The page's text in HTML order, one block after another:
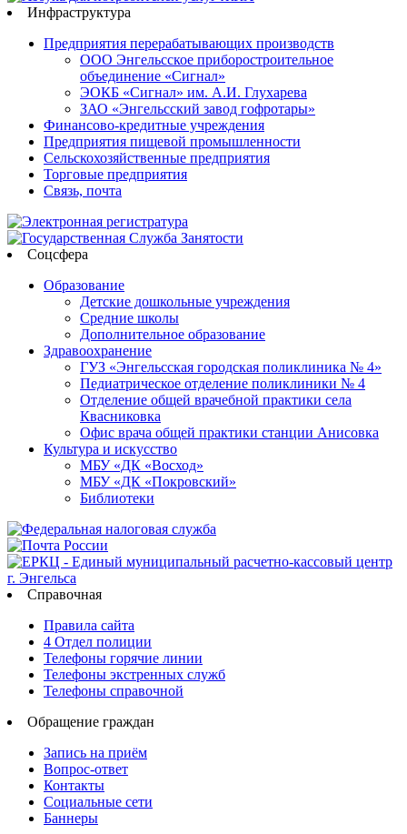
Инфраструктура
Предприятия перерабатывающих производств
ООО Энгельсское приборостроительное
объединение «Сигнал»
ЭОКБ «Сигнал» им. А.И. Глухарева
ЗАО «Энгельсский завод гофротары»
Финансово-кредитные учреждения
Предприятия пищевой промышленности
Сельскохозяйственные предприятия
Торговые предприятия
Связь, почта
Соцсфера
Образование
Детские дошкольные учреждения
Средние школы
Дополнительное образование
Здравоохранение
ГУЗ «Энгельсская городская поликлиника № 4»
Педиатрическое отделение поликлиники № 4
Отделение общей врачебной практики села
Квасниковка
Офис врача общей практики станции Анисовка
Культура и искусство
МБУ «ДК «Восход»
МБУ «ДК «Покровский»
Библиотеки
Справочная
Правила сайта
4 Отдел полиции
Телефоны горячие линии
Телефоны экстренных служб
Телефоны справочной
Обращение граждан
Запись на приём
Вопрос-ответ
Контакты
Социальные сети
Баннеры